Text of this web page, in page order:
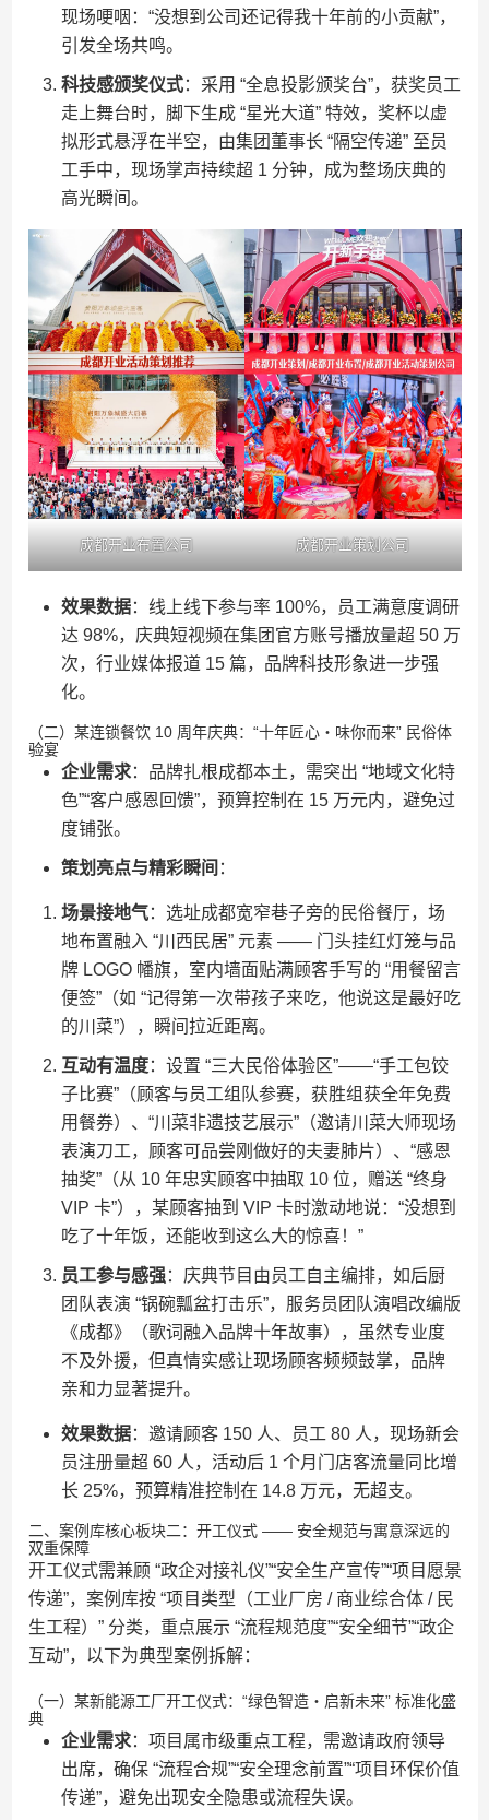
现场哽咽：“没想到公司还记得我十年前的小贡献”，
引发全场共鸣。
科技感颁奖仪式：采用 “全息投影颁奖台”，获奖员工
走上舞台时，脚下生成 “星光大道” 特效，奖杯以虚
拟形式悬浮在半空，由集团董事长 “隔空传递” 至员
工手中，现场掌声持续超 1 分钟，成为整场庆典的
高光瞬间。
成都开业布置公司 成都开业策划公司
效果数据：线上线下参与率 100%，员工满意度调研
达 98%，庆典短视频在集团官方账号播放量超 50 万
次，行业媒体报道 15 篇，品牌科技形象进一步强
化。
（二）某连锁餐饮 10 周年庆典：“十年匠心・味你而来” 民俗体
验宴
企业需求：品牌扎根成都本土，需突出 “地域文化特
色”“客户感恩回馈”，预算控制在 15 万元内，避免过
度铺张。
策划亮点与精彩瞬间 ：
场景接地气：选址成都宽窄巷子旁的民俗餐厅，场
地布置融入 “川西民居” 元素 —— 门头挂红灯笼与品
牌 LOGO 幡旗，室内墙面贴满顾客手写的 “用餐留言
便签”（如 “记得第一次带孩子来吃，他说这是最好吃
的川菜”），瞬间拉近距离。
互动有温度：设置 “三大民俗体验区”——“手工包饺
子比赛”（顾客与员工组队参赛，获胜组获全年免费
用餐券）、“川菜非遗技艺展示”（邀请川菜大师现场
表演刀工，顾客可品尝刚做好的夫妻肺片）、“感恩
抽奖”（从 10 年忠实顾客中抽取 10 位，赠送 “终身
VIP 卡”），某顾客抽到 VIP 卡时激动地说：“没想到
吃了十年饭，还能收到这么大的惊喜！”
员工参与感强：庆典节目由员工自主编排，如后厨
团队表演 “锅碗瓢盆打击乐”，服务员团队演唱改编版
《成都》（歌词融入品牌十年故事），虽然专业度
不及外援，但真情实感让现场顾客频频鼓掌，品牌
亲和力显著提升。
效果数据：邀请顾客 150 人、员工 80 人，现场新会
员注册量超 60 人，活动后 1 个月门店客流量同比增
长 25%，预算精准控制在 14.8 万元，无超支。
二、案例库核心板块二：开工仪式 —— 安全规范与寓意深远的
双重保障
开工仪式需兼顾 “政企对接礼仪”“安全生产宣传”“项目愿景
传递”，案例库按 “项目类型（工业厂房 / 商业综合体 / 民
生工程）” 分类，重点展示 “流程规范度”“安全细节”“政企
互动”，以下为典型案例拆解：
（一）某新能源工厂开工仪式：“绿色智造・启新未来” 标准化盛
典
企业需求：项目属市级重点工程，需邀请政府领导
出席，确保 “流程合规”“安全理念前置”“项目环保价值
传递”，避免出现安全隐患或流程失误。